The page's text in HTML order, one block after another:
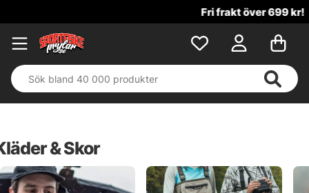
Fri frakt över 699 kr!
& Skor